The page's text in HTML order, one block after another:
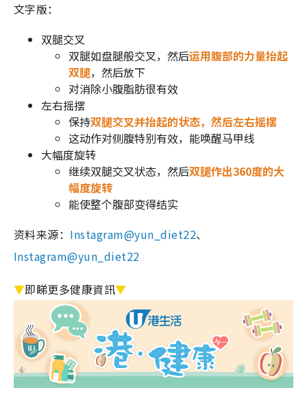
文字版：
双腿交叉
双腿如盘腿般交叉，然后运用腹部的力量抬起
双腿，然后放下
对消除小腹脂肪很有效
左右摇摆
保持双腿交叉并抬起的状态，然后左右摇摆
这动作对侧腹特别有效，能唤醒马甲线
大幅度旋转
继续双腿交叉状态，然后双腿作出360度的大
幅度旋转
能使整个腹部变得结实
资料来源： Instagram@yun_diet22、
Instagram@yun_diet22
▼即睇更多健康資訊▼